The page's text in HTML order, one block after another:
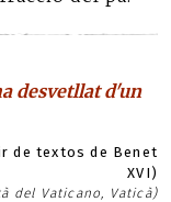
desvetllat d'un
de textos de Benet
XVI)
del Vaticano, Vaticà)